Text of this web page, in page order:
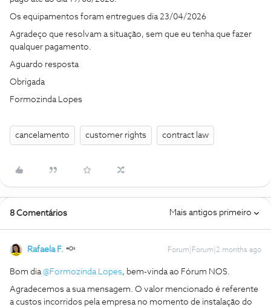
Os equipamentos foram entregues dia 23/04/2026
Agradeço que resolvam a situação, sem que eu tenha que fazer
qualquer pagamento.
Aguardo resposta
Obrigada
Formozinda Lopes
cancelamento customer rights contract law
8 Comentários Mais antigos primeiro
Rafaela F. Forum|Forum|2 months ago
Bom dia ​@Formozinda Lopes, bem-vinda ao Fórum NOS.
Agradecemos a sua mensagem. O valor mencionado é referente
a custos incorridos pela empresa no momento de instalação do